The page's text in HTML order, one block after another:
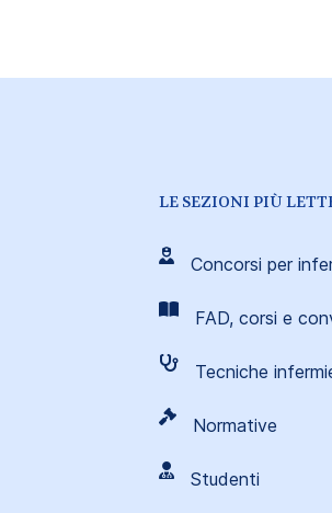
LE SEZIONI PIÙ
Concorsi per
FAD, corsi e
Tecniche
Normative
Studenti